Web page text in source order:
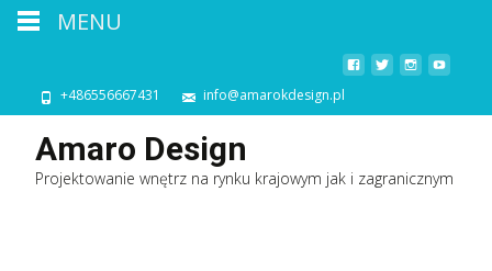
+486556667431 info@amarokdesign.pl
Amaro Design
Projektowanie wnętrz na rynku krajowym jak i zagranicznym
MENU